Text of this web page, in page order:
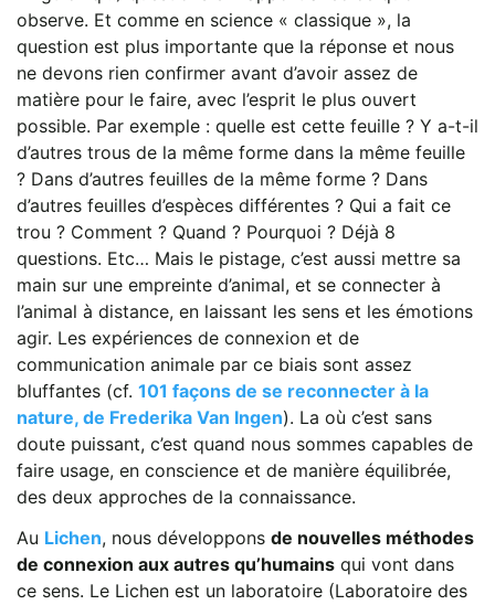
observe. Et comme en science « classique », la
question est plus importante que la réponse et nous
ne devons rien confirmer avant d’avoir assez de
matière pour le faire, avec l’esprit le plus ouvert
possible. Par exemple : quelle est cette feuille ? Y a-t-il
d’autres trous de la même forme dans la même feuille
? Dans d’autres feuilles de la même forme ? Dans
d’autres feuilles d’espèces différentes ? Qui a fait ce
trou ? Comment ? Quand ? Pourquoi ? Déjà 8
questions. Etc… Mais le pistage, c’est aussi mettre sa
main sur une empreinte d’animal, et se connecter à
l’animal à distance, en laissant les sens et les émotions
agir. Les expériences de connexion et de
communication animale par ce biais sont assez
bluffantes (cf. 101 façons de se reconnecter à la
nature, de Frederika Van Ingen). La où c’est sans
doute puissant, c’est quand nous sommes capables de
faire usage, en conscience et de manière équilibrée,
des deux approches de la connaissance.
Au Lichen, nous développons de nouvelles méthodes
de connexion aux autres qu’humains qui vont dans
ce sens. Le Lichen est un laboratoire (Laboratoire des